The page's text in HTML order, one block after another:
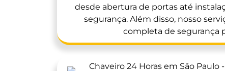
desde abertura de portas até
segurança. Além disso, nosso
completa de segurança